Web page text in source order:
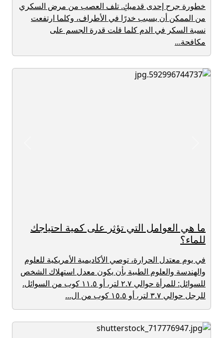
خطورة جرح إحدى قدميكِ. تلف العصب من مرض السكري
من الممكن أن يسبب خدرًا في الأطراف، وكلما ارتفعت
نسبة السكر في الدم كلما قلت قدرة الجسم على
مكافحة...
ما هي العوامل التي تؤثر على كمية احتياجك
للماء؟
في يوم معتدل الحرارة، توصي الأكاديمية الأمريكية للعلوم
والهندسة والعلوم الطبية بأن يكون معدل استهلاك الشخص
للسوائل: للمرأة حوالي ٢.٧ لتر، أو ١١.٥ كوب من السوائل.
للرجل حوالي ٣.٧ لتر، أو ١٥.٥ كوب من ال...